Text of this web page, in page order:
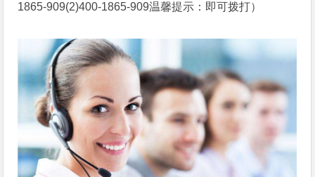
1865-909(2)400-1865-909温馨提示：即可拨打）